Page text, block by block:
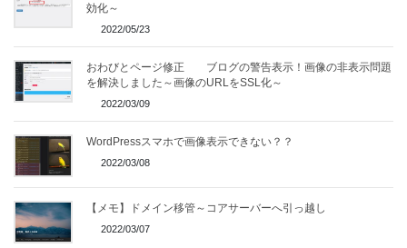
効化～
2022/05/23
おわびとページ修正 ブログの警告表示！画像の非表示問題
を解決しました～画像のURLをSSL化～
2022/03/09
WordPressスマホで画像表示できない？？
2022/03/08
【メモ】ドメイン移管～コアサーバーへ引っ越し
2022/03/07